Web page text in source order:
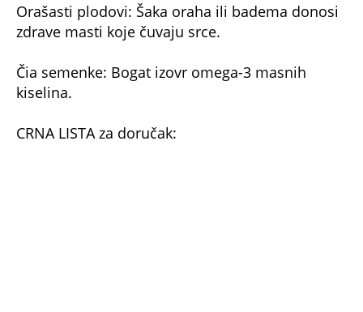
Orašasti plodovi: Šaka oraha ili badema donosi
zdrave masti koje čuvaju srce.
Čia semenke: Bogat izovr omega-3 masnih
kiselina.
CRNA LISTA za doručak: